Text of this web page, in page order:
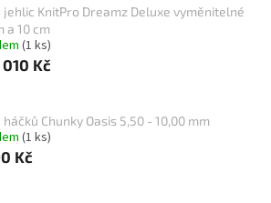
jehlic KnitPro Dreamz Deluxe vyměnitelné
a 10 cm
(1 ks)
Kč
háčků Chunky Oasis 5,50 - 10,00 mm
(1 ks)
Kč